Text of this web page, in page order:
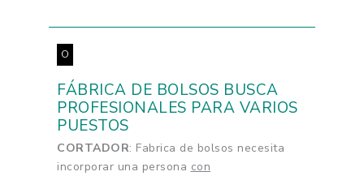
O
FÁBRICA DE BOLSOS BUSCA
PROFESIONALES PARA VARIOS
PUESTOS
CORTADOR: Fabrica de bolsos necesita
incorporar una persona con